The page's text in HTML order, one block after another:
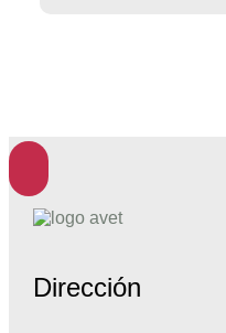
Dirección